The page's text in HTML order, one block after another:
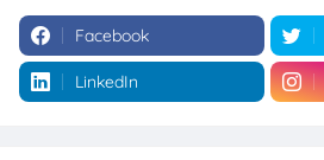
Facebook
LinkedIn